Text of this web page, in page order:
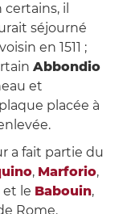
il
séjourné
en 1511 ;
Abbondio
et
placée à
a fait partie du
, Marforio,
et le Babouin,
Rome.